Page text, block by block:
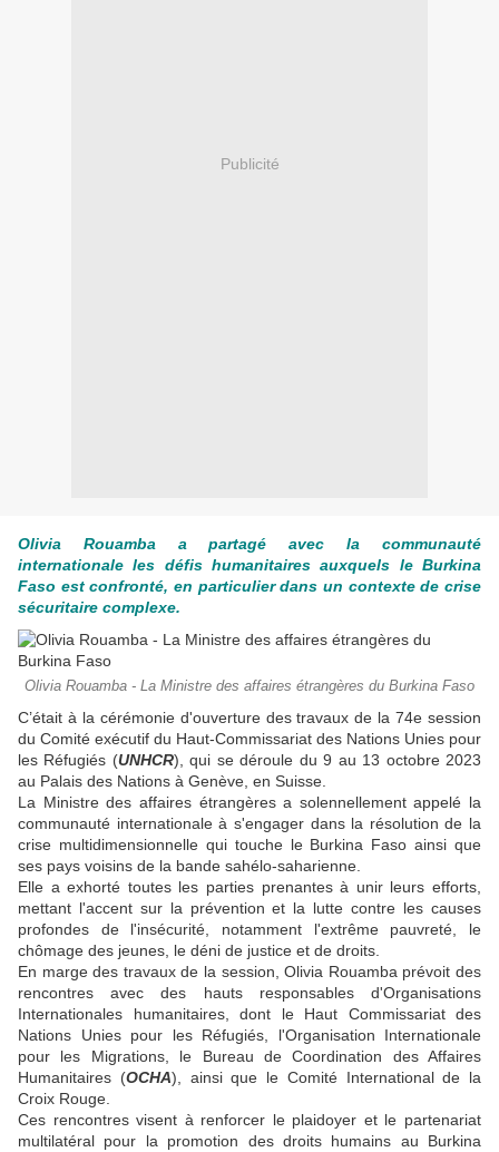
Publicité
Olivia Rouamba a partagé avec la communauté
internationale les défis humanitaires auxquels le Burkina
Faso est confronté, en particulier dans un contexte de crise
sécuritaire complexe.
Olivia Rouamba - La Ministre des affaires étrangères du Burkina Faso
C’était à la cérémonie d'ouverture des travaux de la 74e session
du Comité exécutif du Haut-Commissariat des Nations Unies pour
les Réfugiés (UNHCR), qui se déroule du 9 au 13 octobre 2023
au Palais des Nations à Genève, en Suisse.
La Ministre des affaires étrangères a solennellement appelé la
communauté internationale à s'engager dans la résolution de la
crise multidimensionnelle qui touche le Burkina Faso ainsi que
ses pays voisins de la bande sahélo-saharienne.
Elle a exhorté toutes les parties prenantes à unir leurs efforts,
mettant l'accent sur la prévention et la lutte contre les causes
profondes de l'insécurité, notamment l'extrême pauvreté, le
chômage des jeunes, le déni de justice et de droits.
En marge des travaux de la session, Olivia Rouamba prévoit des
rencontres avec des hauts responsables d'Organisations
Internationales humanitaires, dont le Haut Commissariat des
Nations Unies pour les Réfugiés, l'Organisation Internationale
pour les Migrations, le Bureau de Coordination des Affaires
Humanitaires (OCHA), ainsi que le Comité International de la
Croix Rouge.
Ces rencontres visent à renforcer le plaidoyer et le partenariat
multilatéral pour la promotion des droits humains au Burkina